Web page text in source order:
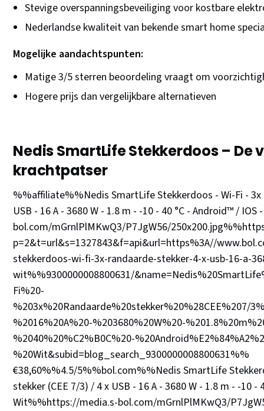
Stevige overspanningsbeveiliging voor kostbare
Nederlandse kwaliteit van bekende smart home
Mogelijke aandachtspunten:
Matige 3/5 sterren beoordeling vraagt om
Hogere prijs dan vergelijkbare alternatieven
Nedis SmartLife Stekkerdoos – De
krachtpatser
%%affiliate%%Nedis SmartLife Stekkerdoos - Wi-Fi - 3x
USB - 16 A - 3680 W - 1.8 m - -10 - 40 °C - Android™ /
bol.com/mGrnlPlMKwQ3/P7JgW56/
p=2&t=url&s=1327843&f=api&url=https%3A//
stekkerdoos-wi-fi-3x-randaarde-stekker-4-x-usb-16-a-
wit%%9300000008800631/
Fi%20-
%203x%20Randaarde%20stekker%20%28CEE%207/
%2016%20A%20-%203680%20W%20-
%2040%20%C2%B0C%20-
%20Wit&subid=blog_search_9300000008800631%%
€38,60%%4.5/5%%bol.com%%Nedis SmartLife
stekker (CEE 7/3) / 4 x USB - 16 A - 3680 W - 1.8 m - -10 -
Wit%%https://media.s-bol.com/mGrnlPlMKwQ3/